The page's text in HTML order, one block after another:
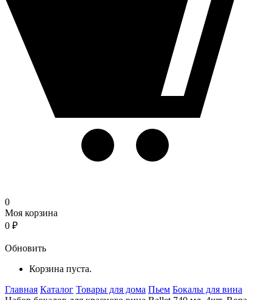
0
Моя корзина
0 ₽
Обновить
Корзина пуста.
Главная Каталог Товары для дома Пьем Бокалы для вина